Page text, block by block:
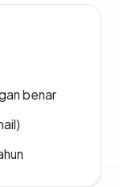
benar